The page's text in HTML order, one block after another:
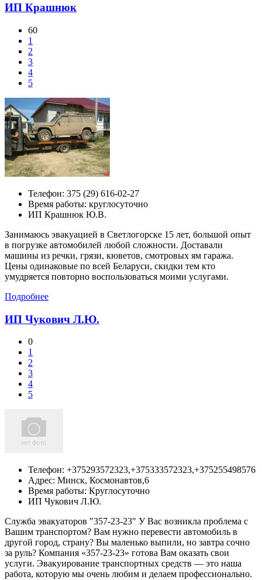
ИП Крашнюк
60
1
2
3
4
5
Телефон: 375 (29) 616-02-27
Время работы: круглосуточно
ИП Крашнюк Ю.В.
Занимаюсь эвакуацией в Светлогорске 15 лет, большой опыт
в погрузке автомобилей любой сложности. Доставали
машины из речки, грязи, кюветов, смотровых ям гаража.
Цены одинаковые по всей Беларуси, скидки тем кто
умудряется повторно воспользоваться моими услугами.
Подробнее
ИП Чукович Л.Ю.
0
1
2
3
4
5
Телефон: +375293572323,+375333572323,+375255498576
Адрес: Минск, Космонавтов,6
Время работы: Круглосуточно
ИП Чукович Л.Ю.
Служба эвакуаторов "357-23-23" У Вас возникла проблема с
Вашим транспортом? Вам нужно перевести автомобиль в
другой город, страну? Вы маленько выпили, но завтра сочно
за руль? Компания «357-23-23» готова Вам оказать свои
услуги. Эвакуирование транспортных средств — это наша
работа, которую мы очень любим и делаем профессионально.